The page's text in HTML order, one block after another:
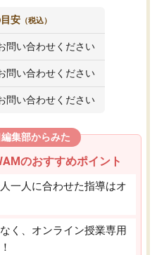
安 （税込）
問い合わせください
問い合わせください
問い合わせください
集部からみた
のおすすめポイント
一人に合わせた指導はオ
く、オンライン授業専用